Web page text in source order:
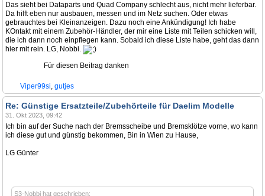
Das sieht bei Dataparts und Quad Company schlecht aus, nicht mehr lieferbar.
Da hilft eben nur ausbauen, messen und im Netz suchen. Oder etwas
gebrauchtes bei Kleinanzeigen. Dazu noch eine Ankündigung! Ich habe
KOntakt mit einem Zubehör-Händler, der mir eine Liste mit Teilen schicken will,
die ich dann noch einpflegen kann. Sobald ich diese Liste habe, geht das dann
hier mit rein. LG, Nobbi.
Für diesen Beitrag danken
Viper99si, gutjes
Re: Günstige Ersatzteile/Zubehörteile für Daelim Modelle
31. Okt 2023, 09:42
Ich bin auf der Suche nach der Bremsscheibe und Bremsklötze vorne, wo kann
ich diese gut und günstig bekommen, Bin in Wien zu Hause,
LG Günter
S3-Nobbi hat geschrieben: